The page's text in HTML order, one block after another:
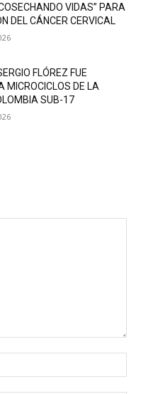
VIDAS” PARA
DEL CÁNCER CERVICAL
FLÓREZ FUE
MICROCICLOS DE LA
SUB-17